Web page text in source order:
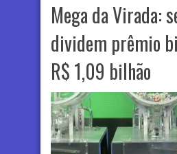
Mega da Virada:
dividem prêmio
R$ 1,09 bilhão